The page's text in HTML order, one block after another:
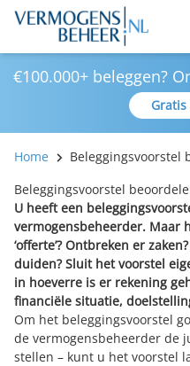
€100.000+ beleggen?
Home
Beleggingsvoorstel
Beleggingsvoorstel
U heeft een
vermogensbeheerder. Maar
‘offerte’? Ontbreken er
duiden? Sluit het voorstel
in hoeverre is er rekening
financiële situatie,
Om het beleggingsvoorstel
de vermogensbeheerder de
stellen – kunt u het voorstel